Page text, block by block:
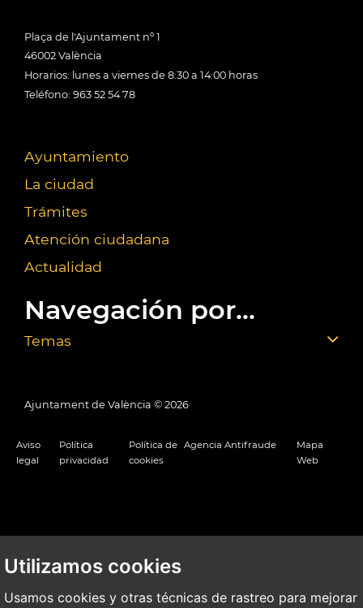
Utilizamos cookies
Usamos cookies y otras técnicas de rastreo para mejorar
Plaça de l'Ajuntament nº 1
46002 València
Horarios: lunes a viernes de 8:30 a 14:00 horas
Teléfono: 963 52 54 78
Ayuntamiento
La ciudad
Trámites
Atención ciudadana
Actualidad
Navegación por...
Temas
Ajuntament de València © 2026
Aviso
legal
Política
privacidad
Política de
cookies
Agencia Antifraude
Mapa
Web